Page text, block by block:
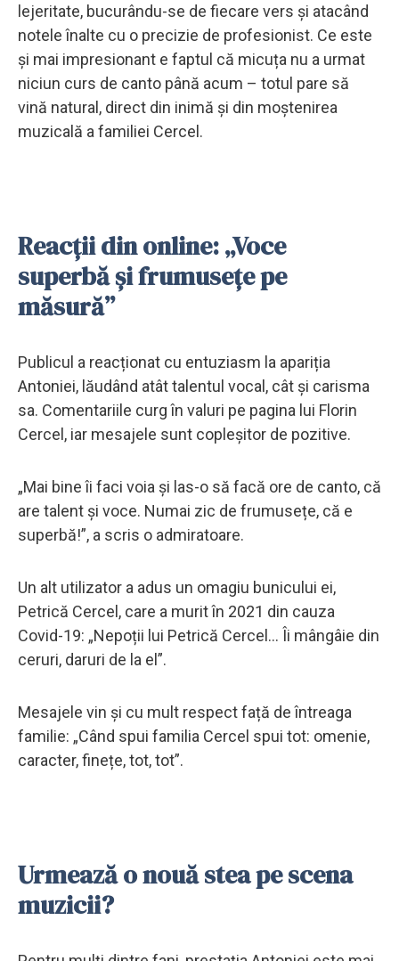
lejeritate, bucurându-se de fiecare vers și atacând
notele înalte cu o precizie de profesionist. Ce este
și mai impresionant e faptul că micuța nu a urmat
niciun curs de canto până acum – totul pare să
vină natural, direct din inimă și din moștenirea
muzicală a familiei Cercel.
Reacții din online: „Voce
superbă și frumusețe pe
măsură”
Publicul a reacționat cu entuziasm la apariția
Antoniei, lăudând atât talentul vocal, cât și carisma
sa. Comentariile curg în valuri pe pagina lui Florin
Cercel, iar mesajele sunt copleșitor de pozitive.
„Mai bine îi faci voia și las-o să facă ore de canto, că
are talent și voce. Numai zic de frumusețe, că e
superbă!”, a scris o admiratoare.
Un alt utilizator a adus un omagiu bunicului ei,
Petrică Cercel, care a murit în 2021 din cauza
Covid-19: „Nepoții lui Petrică Cercel... Îi mângâie din
ceruri, daruri de la el”.
Mesajele vin și cu mult respect față de întreaga
familie: „Când spui familia Cercel spui tot: omenie,
caracter, finețe, tot, tot”.
Urmează o nouă stea pe scena
muzicii?